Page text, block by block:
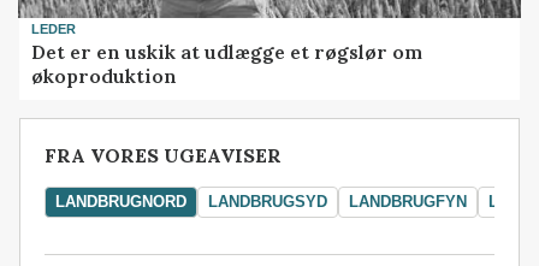
LEDER
Det er en uskik at udlægge et røgslør om
økoproduktion
FRA VORES UGEAVISER
LANDBRUGNORD LANDBRUGSYD LANDBRUGFYN